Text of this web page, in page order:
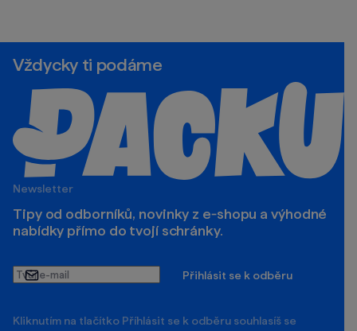
Vždycky ti podáme
Newsletter
Tipy od odborníků, novinky z e‑shopu a výhodné
nabídky přímo do tvojí schránky.
Tvůj
e-
Přihlásit se k odběru
Kliknutím na tlačítko Příhlásit se k odběru souhlasíš se